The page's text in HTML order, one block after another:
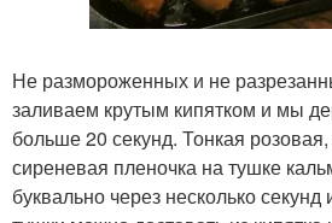
Не размороженных и не
заливаем крутым кипятком и мы
больше 20 секунд. Тонкая
сиреневая пленочка на тушке
буквально через несколько секунд